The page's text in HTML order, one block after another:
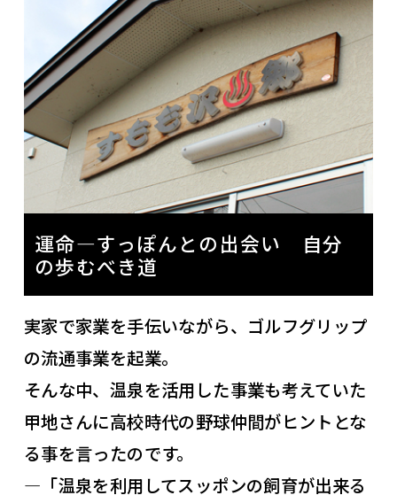
運命―すっぽんとの出会い 自分
の歩むべき道
実家で家業を手伝いながら、ゴルフグリップ
の流通事業を起業。
そんな中、温泉を活用した事業も考えていた
甲地さんに高校時代の野球仲間がヒントとな
る事を言ったのです。
―「温泉を利用してスッポンの飼育が出来る